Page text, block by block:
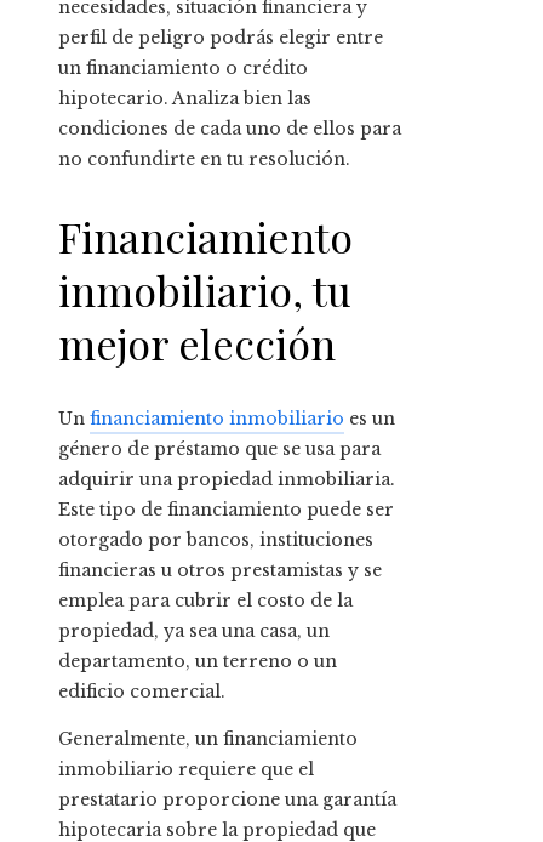
necesidades, situación financiera y
perfil de peligro podrás elegir entre
un financiamiento o crédito
hipotecario. Analiza bien las
condiciones de cada uno de ellos para
no confundirte en tu resolución.
Financiamiento
inmobiliario, tu
mejor elección
Un financiamiento inmobiliario es un
género de préstamo que se usa para
adquirir una propiedad inmobiliaria.
Este tipo de financiamiento puede ser
otorgado por bancos, instituciones
financieras u otros prestamistas y se
emplea para cubrir el costo de la
propiedad, ya sea una casa, un
departamento, un terreno o un
edificio comercial.
Generalmente, un financiamiento
inmobiliario requiere que el
prestatario proporcione una garantía
hipotecaria sobre la propiedad que